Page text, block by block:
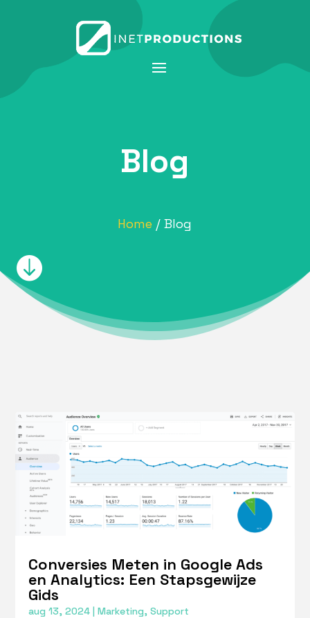
Blog
Home / Blog

Conversies Meten in Google Ads
en Analytics: Een Stapsgewijze
Gids
aug 13, 2024 |Marketing,Support